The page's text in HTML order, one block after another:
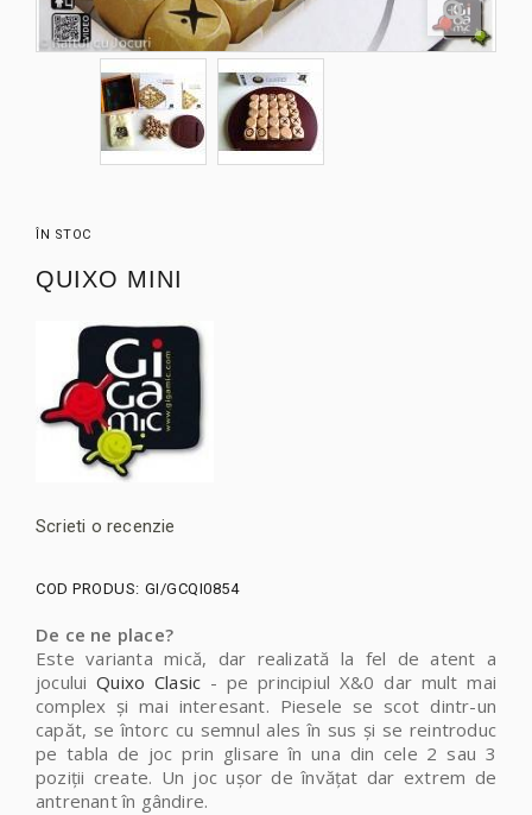
ÎN STOC
QUIXO MINI
Scrieti o recenzie
COD PRODUS: GI/GCQI0854
De ce ne place?
Este varianta mică, dar realizată la fel de atent a
joculuiQuixo Clasic - pe principiul X&0 dar mult mai
complex şi mai interesant. Piesele se scot dintr-un
capăt, se întorc cu semnul ales în sus şi se reintroduc
pe tabla de joc prin glisare în una din cele 2 sau 3
poziţii create. Un joc uşor de învăţat dar extrem de
antrenant în gândire.